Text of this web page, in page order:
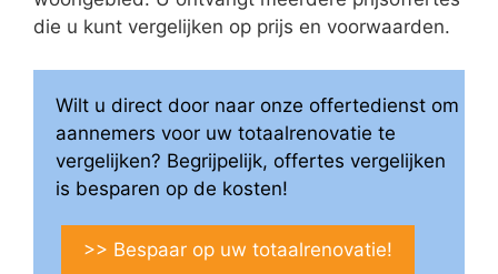
die u kunt vergelijken op prijs en voorwaarden.
Wilt u direct door naar onze offertedienst om
aannemers voor uw totaalrenovatie te
vergelijken? Begrijpelijk, offertes vergelijken
is besparen op de kosten!
>> Bespaar op uw totaalrenovatie!